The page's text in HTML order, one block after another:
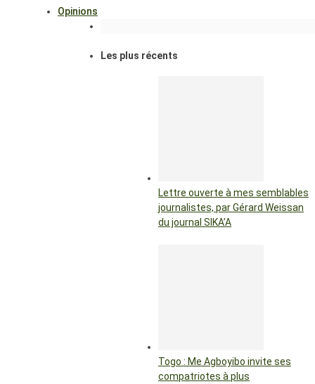
Opinions
Les plus récents
Lettre ouverte à mes semblables
journalistes, par Gérard Weissan
du journal SIKA’A
Togo : Me Agboyibo invite ses
compatriotes à plus